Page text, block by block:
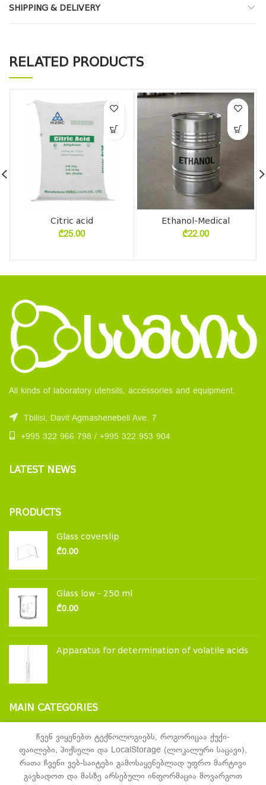
SHIPPING & DELIVERY
RELATED PRODUCTS
Citric acid
₾25.00
Ethanol-Medical
₾22.00
All kinds of laboratory utensils, accessories and equipment.
Tbilisi, Davit Agmashenebeli Ave. 7
+995 322 966 798 / +995 322 953 904
LATEST NEWS
PRODUCTS
Glass coverslip
₾0.00
Glass low - 250 ml
₾0.00
Apparatus for determination of volatile acids
MAIN CATEGORIES
Laboratory glassware and accessories
Laboratory furniture
Laboratory equipment
ჩვენ ვიყენებთ ტექნოლოგიებს, როგორიცაა ქუქი-
ფაილები, პიქსელი და LocalStorage (ლოკალური საცავი),
რათა ჩვენი ვებ-საიტები გამოსაყენებლად უფრო მარტივი
გავხადოთ და მასზე არსებული ინფორმაცია მოვარგოთ